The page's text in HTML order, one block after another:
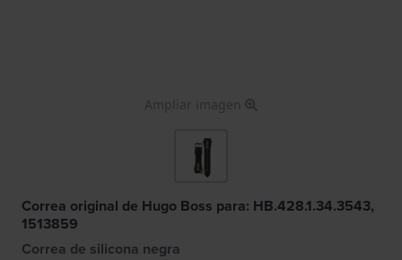
Ampliar imagen
Correa original de Hugo Boss para: HB.428.1.34.3543,
1513859
Correa de silicona negra